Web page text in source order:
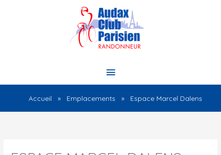
Menu
Accueil Emplacements Espace Marcel Dalens